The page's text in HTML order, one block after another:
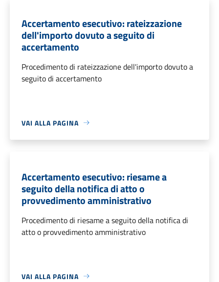
Accertamento esecutivo: rateizzazione
dell'importo dovuto a seguito di
accertamento
Procedimento di rateizzazione dell'importo dovuto a
seguito di accertamento
VAI ALLA PAGINA
Accertamento esecutivo: riesame a
seguito della notifica di atto o
provvedimento amministrativo
Procedimento di riesame a seguito della notifica di
atto o provvedimento amministrativo
VAI ALLA PAGINA